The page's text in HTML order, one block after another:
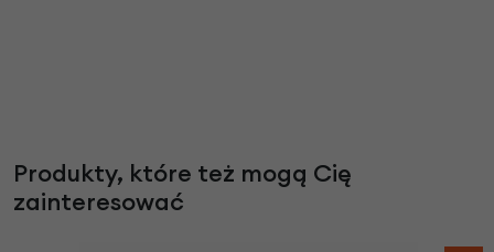
Produkty, które też mogą Cię
zainteresować